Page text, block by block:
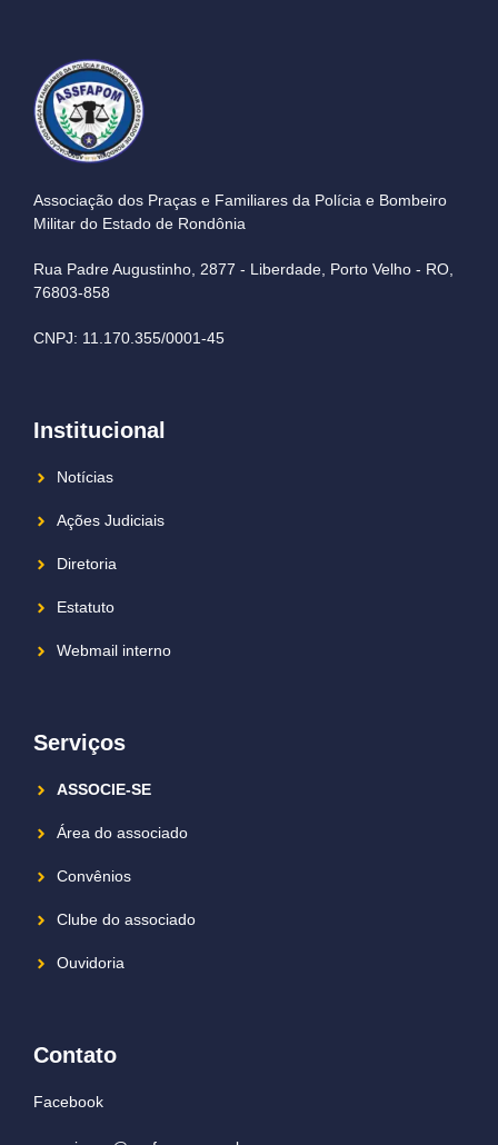
Associação dos Praças e Familiares da Polícia e Bombeiro
Militar do Estado de Rondônia
Rua Padre Augustinho, 2877 - Liberdade, Porto Velho - RO,
76803-858
CNPJ: 11.170.355/0001-45
Institucional
Notícias
Ações Judiciais
Diretoria
Estatuto
Webmail interno
Serviços
ASSOCIE-SE
Área do associado
Convênios
Clube do associado
Ouvidoria
Contato
Facebook